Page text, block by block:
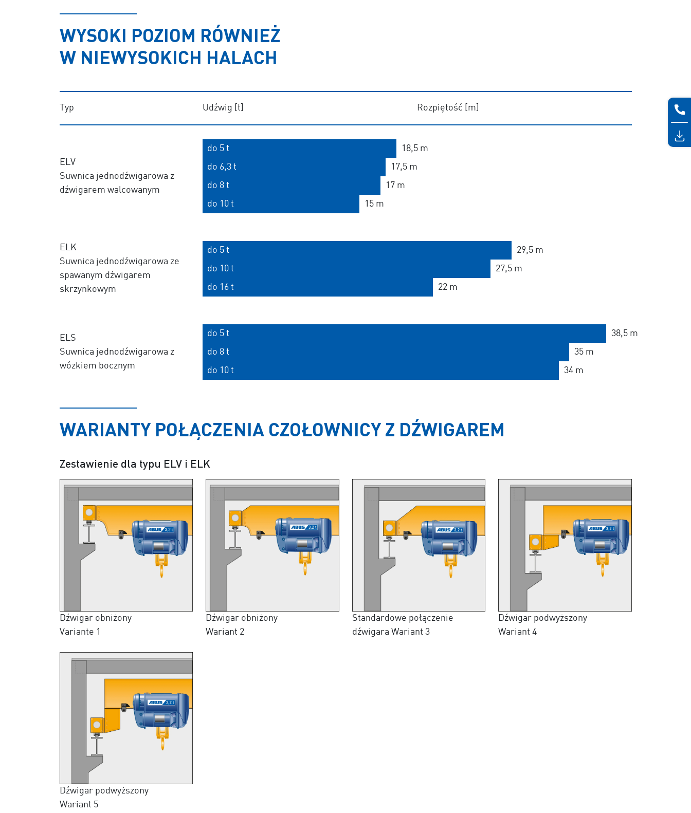
WYSOKI POZIOM RÓWNIEŻ
W NIEWYSOKICH HALACH
Typ Udźwig [t] Rozpiętość [m]
ELV
Suwnica jednodźwigarowa z
dźwigarem walcowanym
do 5 t
18,5 m
do 6,3 t
17,5 m
do 8 t
17 m
do 10 t
15 m
ELK
Suwnica jednodźwigarowa ze
spawanym dźwigarem
skrzynkowym
do 5 t
29,5 m
do 10 t
27,5 m
do 16 t
22 m
ELS
Suwnica jednodźwigarowa z
wózkiem bocznym
do 5 t
38,5 m
do 8 t
35 m
do 10 t
34 m
WARIANTY POŁĄCZENIA CZOŁOWNICY Z DŹWIGAREM
Zestawienie dla typu ELV i ELK
Dźwigar obniżony
Variante 1
Dźwigar obniżony
Wariant 2
Standardowe połączenie
dźwigara Wariant 3
Dźwigar podwyższony
Wariant 4
Dźwigar podwyższony
Wariant 5